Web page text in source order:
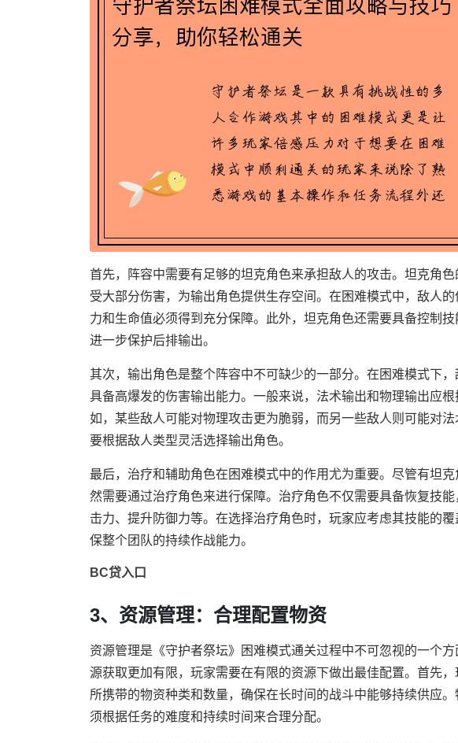
首先，阵容中需要有足够的坦克角色来承担敌人的攻击。坦克角
受大部分伤害，为输出角色提供生存空间。在困难模式中，敌人
力和生命值必须得到充分保障。此外，坦克角色还需要具备控制
进一步保护后排输出。
其次，输出角色是整个阵容中不可缺少的一部分。在困难模式下
具备高爆发的伤害输出能力。一般来说，法术输出和物理输出应
如，某些敌人可能对物理攻击更为脆弱，而另一些敌人则可能对
要根据敌人类型灵活选择输出角色。
最后，治疗和辅助角色在困难模式中的作用尤为重要。尽管有坦
然需要通过治疗角色来进行保障。治疗角色不仅需要具备恢复技
击力、提升防御力等。在选择治疗角色时，玩家应考虑其技能的
保整个团队的持续作战能力。
BC贷入口
3、资源管理：合理配置物资
资源管理是《守护者祭坛》困难模式通关过程中不可忽视的一个
源获取更加有限，玩家需要在有限的资源下做出最佳配置。首先
所携带的物资种类和数量，确保在长时间的战斗中能够持续供应
须根据任务的难度和持续时间来合理分配。